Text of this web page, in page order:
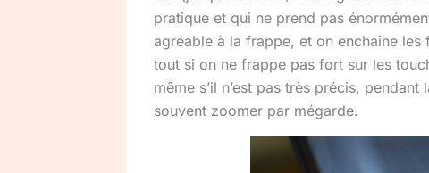
pratique et qui ne prend pas
agréable à la frappe, et on enchaîne
tout si on ne frappe pas fort sur les
même s’il n’est pas très précis,
souvent zoomer par mégarde.